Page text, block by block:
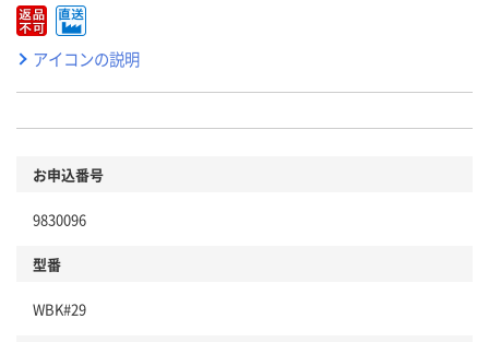
アイコンの説明
お申込番号
9830096
型番
WBK#29